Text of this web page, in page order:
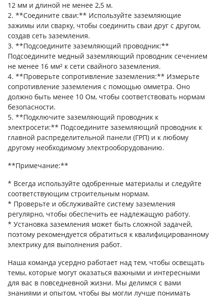
12 мм и длиной не менее 2,5 м.
2. **Соедините сваи:** Используйте заземляющие
зажимы или сварку, чтобы соединить сваи друг с другом,
создав сеть заземления.
3. **Подсоедините заземляющий проводник:**
Подсоедините медный заземляющий проводник сечением
не менее 16 мм² к сети свайного заземления.
4. **Проверьте сопротивление заземления:** Измерьте
сопротивление заземления с помощью омметра. Оно
должно быть менее 10 Ом, чтобы соответствовать нормам
безопасности.
5. **Подключите заземляющий проводник к
электросети:** Подсоедините заземляющий проводник к
главной распределительной панели (ГРП) и к любому
другому необходимому электрооборудованию.
**Примечание:**
* Всегда используйте одобренные материалы и следуйте
соответствующим строительным нормам.
* Проверьте и обслуживайте систему заземления
регулярно, чтобы обеспечить ее надлежащую работу.
* Установка заземления может быть сложной задачей,
поэтому рекомендуется обратиться к квалифицированному
электрику для выполнения работ.
Наша команда усердно работает над тем, чтобы освещать
темы, которые могут оказаться важными и интересными
для вас в повседневной жизни. Мы делимся с вами
знаниями и опытом, чтобы вы могли лучше понимать